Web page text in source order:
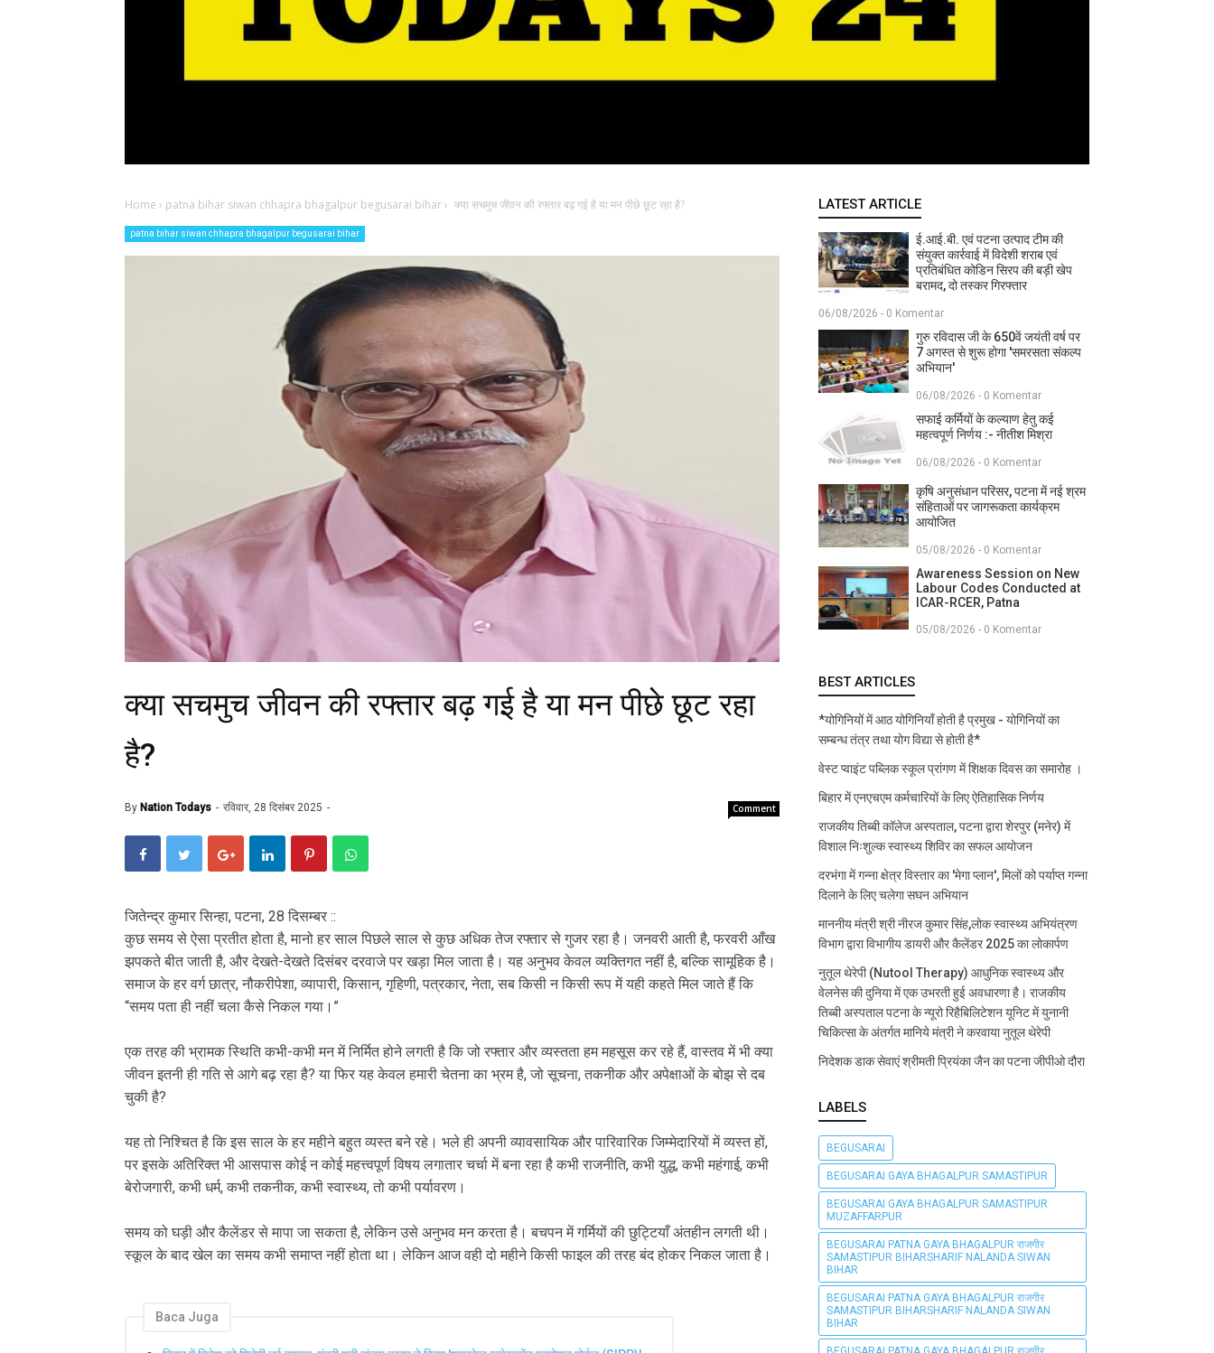
Home › patna bihar siwan chhapra bhagalpur begusarai bihar› क्या सचमुच जीवन की रफ्तार बढ़ गई है या मन पीछे छूट रहा है?
patna bihar siwan chhapra bhagalpur begusarai bihar
क्या सचमुच जीवन की रफ्तार बढ़ गई है या मन पीछे छूट रहा
है?
By Nation Todays रविवार, 28 दिसंबर 2025 Comment
जितेन्द्र कुमार सिन्हा, पटना, 28 दिसम्बर ::
कुछ समय से ऐसा प्रतीत होता है, मानो हर साल पिछले साल से कुछ अधिक तेज रफ्तार से गुजर रहा है। जनवरी आती है, फरवरी आँख
झपकते बीत जाती है, और देखते-देखते दिसंबर दरवाजे पर खड़ा मिल जाता है। यह अनुभव केवल व्यक्तिगत नहीं है, बल्कि सामूहिक है।
समाज के हर वर्ग छात्र, नौकरीपेशा, व्यापारी, किसान, गृहिणी, पत्रकार, नेता, सब किसी न किसी रूप में यही कहते मिल जाते हैं कि
“समय पता ही नहीं चला कैसे निकल गया।”
एक तरह की भ्रामक स्थिति कभी-कभी मन में निर्मित होने लगती है कि जो रफ्तार और व्यस्तता हम महसूस कर रहे हैं, वास्तव में भी क्या
जीवन इतनी ही गति से आगे बढ़ रहा है? या फिर यह केवल हमारी चेतना का भ्रम है, जो सूचना, तकनीक और अपेक्षाओं के बोझ से दब
चुकी है?
यह तो निश्चित है कि इस साल के हर महीने बहुत व्यस्त बने रहे। भले ही अपनी व्यावसायिक और पारिवारिक जिम्मेदारियों में व्यस्त हों,
पर इसके अतिरिक्त भी आसपास कोई न कोई महत्त्वपूर्ण विषय लगातार चर्चा में बना रहा है कभी राजनीति, कभी युद्ध, कभी महंगाई, कभी
बेरोजगारी, कभी धर्म, कभी तकनीक, कभी स्वास्थ्य, तो कभी पर्यावरण।
समय को घड़ी और कैलेंडर से मापा जा सकता है, लेकिन उसे अनुभव मन करता है। बचपन में गर्मियों की छुट्टियाँ अंतहीन लगती थी।
स्कूल के बाद खेल का समय कभी समाप्त नहीं होता था। लेकिन आज वही दो महीने किसी फाइल की तरह बंद होकर निकल जाता है।
Baca Juga
LATEST ARTICLE
ई.आई.बी. एवं पटना उत्पाद टीम की
संयुक्त कार्रवाई में विदेशी शराब एवं
प्रतिबंधित कोडिन सिरप की बड़ी खेप
बरामद, दो तस्कर गिरफ्तार
06/08/2026 - 0 Komentar
गुरु रविदास जी के 650वें जयंती वर्ष पर
7 अगस्त से शुरू होगा 'समरसता संकल्प
अभियान'
06/08/2026 - 0 Komentar
सफाई कर्मियों के कल्याण हेतु कई
महत्वपूर्ण निर्णय :- नीतीश मिश्रा
06/08/2026 - 0 Komentar
कृषि अनुसंधान परिसर, पटना में नई श्रम
संहिताओं पर जागरूकता कार्यक्रम
आयोजित
05/08/2026 - 0 Komentar
Awareness Session on New
Labour Codes Conducted at
ICAR-RCER, Patna
05/08/2026 - 0 Komentar
BEST ARTICLES
*योगिनियों में आठ योगिनियाँ होती है प्रमुख - योगिनियों का
सम्बन्ध तंत्र तथा योग विद्या से होती है*
वेस्ट प्वाइंट पब्लिक स्कूल प्रांगण में शिक्षक दिवस का समारोह ।
बिहार में एनएचएम कर्मचारियों के लिए ऐतिहासिक निर्णय
राजकीय तिब्बी कॉलेज अस्पताल, पटना द्वारा शेरपुर (मनेर) में
विशाल निःशुल्क स्वास्थ्य शिविर का सफल आयोजन
दरभंगा में गन्ना क्षेत्र विस्तार का 'मेगा प्लान', मिलों को पर्याप्त गन्ना
दिलाने के लिए चलेगा सघन अभियान
माननीय मंत्री श्री नीरज कुमार सिंह,लोक स्वास्थ्य अभियंत्रण
विभाग द्वारा विभागीय डायरी और कैलेंडर 2025 का लोकार्पण
नुतूल थेरेपी (Nutool Therapy) आधुनिक स्वास्थ्य और
वेलनेस की दुनिया में एक उभरती हुई अवधारणा है। राजकीय
तिब्बी अस्पताल पटना के न्यूरो रिहैबिलिटेशन यूनिट में युनानी
चिकित्सा के अंतर्गत मानिये मंत्री ने करवाया नुतूल थेरेपी
निदेशक डाक सेवाएं श्रीमती प्रियंका जैन का पटना जीपीओ दौरा
LABELS
BEGUSARAI
BEGUSARAI GAYA BHAGALPUR SAMASTIPUR
BEGUSARAI GAYA BHAGALPUR SAMASTIPUR
MUZAFFARPUR
BEGUSARAI PATNA GAYA BHAGALPUR राजगीर
SAMASTIPUR BIHARSHARIF NALANDA SIWAN
BIHAR
BEGUSARAI PATNA GAYA BHAGALPUR राजगीर
SAMASTIPUR BIHARSHARIF NALANDA SIWAN
BIHAR